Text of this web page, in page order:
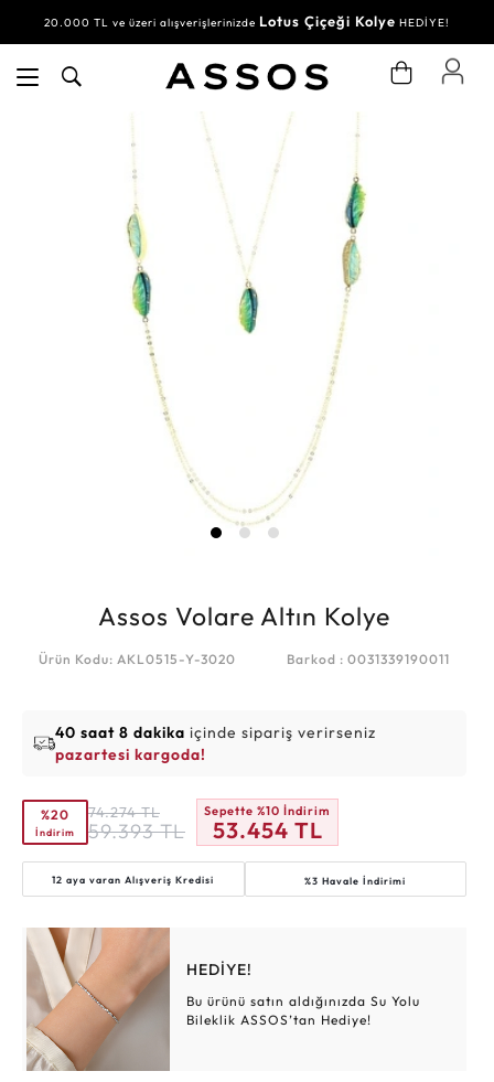
20.000 TL ve üzeri alışverişlerinizde Lotus Çiçeği Kolye HEDİYE!
Assos Volare Altın Kolye
Ürün Kodu: AKL0515-Y-3020 Barkod : 0031339190011
40 saat 8 dakika içinde sipariş verirseniz
pazartesi kargoda!
%20
İndirim
74.274 TL
59.393 TL
Sepette %10 İndirim
53.454 TL
12 aya varanAlışveriş Kredisi %3 Havale İndirimi
HEDİYE!
Bu ürünü satın aldığınızda Su Yolu
Bileklik ASSOS’tan Hediye!